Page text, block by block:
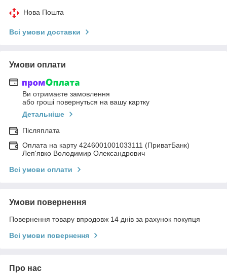
Нова Пошта
Всі умови доставки
Умови оплати
Ви отримаєте замовлення
або гроші повернуться на вашу картку
Детальніше
Післяплата
Оплата на карту 4246001001033111 (ПриватБанк)
Леп'явко Володимир Олександрович
Всі умови оплати
Умови повернення
Повернення товару впродовж 14 днів за рахунок покупця
Всі умови повернення
Про нас